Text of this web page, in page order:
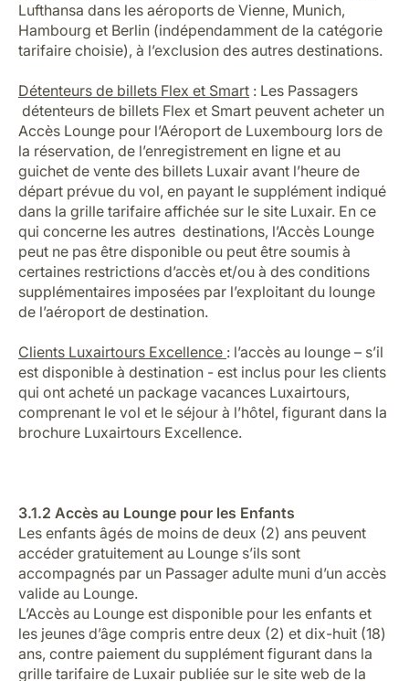
Lufthansa dans les aéroports de Vienne, Munich,
Hambourg et Berlin (indépendamment de la catégorie
tarifaire choisie), à l’exclusion des autres destinations.
Détenteurs de billets Flex et Smart : Les Passagers
détenteurs de billets Flex et Smart peuvent acheter un
Accès Lounge pour l’Aéroport de Luxembourg lors de
la réservation, de l’enregistrement en ligne et au
guichet de vente des billets Luxair avant l’heure de
départ prévue du vol, en payant le supplément indiqué
dans la grille tarifaire affichée sur le site Luxair. En ce
qui concerne les autres destinations, l’Accès Lounge
peut ne pas être disponible ou peut être soumis à
certaines restrictions d’accès et/ou à des conditions
supplémentaires imposées par l’exploitant du lounge
de l’aéroport de destination.
Clients Luxairtours Excellence : l’accès au lounge – s’il
est disponible à destination - est inclus pour les clients
qui ont acheté un package vacances Luxairtours,
comprenant le vol et le séjour à l’hôtel, figurant dans la
brochure Luxairtours Excellence.
3.1.2 Accès au Lounge pour les Enfants
Les enfants âgés de moins de deux (2) ans peuvent
accéder gratuitement au Lounge s’ils sont
accompagnés par un Passager adulte muni d’un accès
valide au Lounge.
L’Accès au Lounge est disponible pour les enfants et
les jeunes d’âge compris entre deux (2) et dix-huit (18)
ans, contre paiement du supplément figurant dans la
grille tarifaire de Luxair publiée sur le site web de la